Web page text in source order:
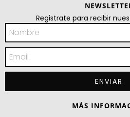
Registrate para recibir
MÁS